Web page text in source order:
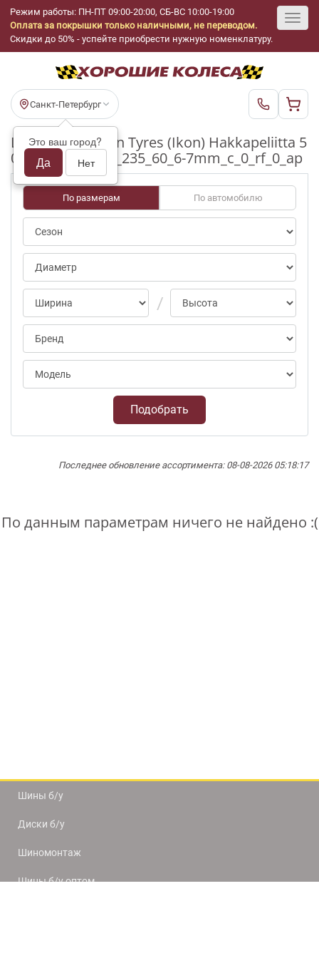
Режим работы: ПН-ПТ 09:00-20:00, СБ-ВС 10:00-19:00
Оплата за покрышки только наличными, не переводом.
Скидки до 50% - успейте приобрести нужную номенклатуру.
Санкт-Петербург
Это ваш город?
Да Нет
Шины бу Nokian Tyres (Ikon) Hakkapeliitta 5
0/70-100pct R17_235_60_6-7mm_c_0_rf_0_ap
По размерам По автомобилю
Подобрать
Последнее обновление ассортимента: 08-08-2026 05:18:17
По данным параметрам ничего не найдено :(
Шины б/у
Диски б/у
Шиномонтаж
Шины б/у оптом